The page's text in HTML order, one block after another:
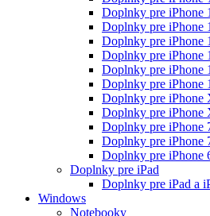
Doplnky pre iPhone
Doplnky pre iPhone
Doplnky pre iPhone
Doplnky pre iPhone
Doplnky pre iPhone
Doplnky pre iPhone
Doplnky pre iPhone
Doplnky pre iPhone
Doplnky pre iPhone
Doplnky pre iPhone
Doplnky pre iPhone
Doplnky pre iPad
Doplnky pre iPad a
Windows
Notebooky